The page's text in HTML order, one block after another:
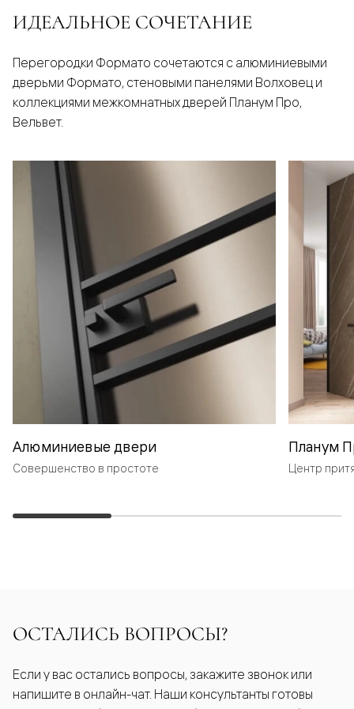
ИДЕАЛЬНОЕ СОЧЕТАНИЕ
Перегородки Формато сочетаются с алюминиевыми
дверьми Формато, стеновыми панелями Волховец и
коллекциями межкомнатных дверей Планум Про,
Вельвет.
Алюминиевые двери
Совершенство в простоте
Планум
Центр
ОСТАЛИСЬ ВОПРОСЫ?
Если у вас остались вопросы, закажите звонок или
напишите в онлайн-чат. Наши консультанты готовы